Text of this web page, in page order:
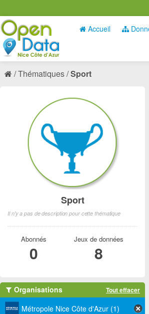
Accueil
Thématiques Sport
Sport
Il n'y a pas de description pour cette thématique
Abonnés
0
Jeux de données
8
Organisations Tout effacer
Métropole Nice Côte d'Azur (1)